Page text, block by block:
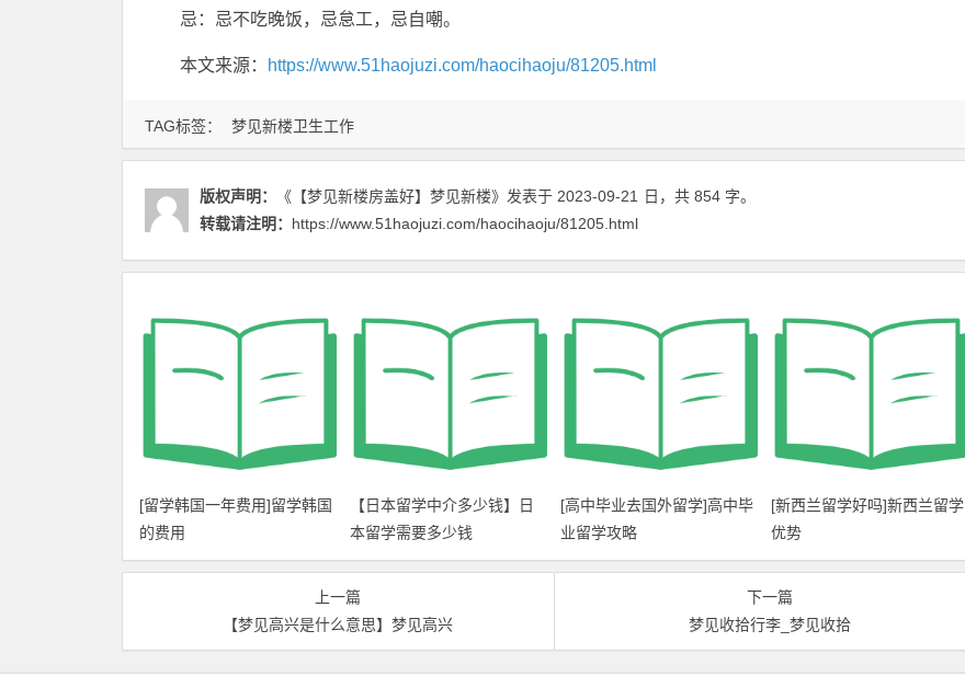
TAG标签： 梦见新楼卫生工作
忌：忌不吃晚饭，忌怠工，忌自嘲。
本文来源： https://www.51haojuzi.com/haocihaoju/81205.html
版权声明： 《【梦见新楼房盖好】梦见新楼》 发表于 2023-09-21 日 ，共 854 字。
转载请注明： https://www.51haojuzi.com/haocihaoju/81205.html
[留学韩国一年费用]留学韩国
的费用
【日本留学中介多少钱】日
本留学需要多少钱
[高中毕业去国外留学]高中毕
业留学攻略
[新西兰留学好吗]新西兰留学
优势
上一篇
【梦见高兴是什么意思】梦见高兴
下一篇
梦见收拾行李_梦见收拾